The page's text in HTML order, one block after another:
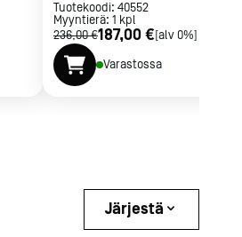
Tuotekoodi: 40552
Myyntierä: 1 kpl
236,00 €187,00 €[alv 0%]
Varastossa
Järjestä